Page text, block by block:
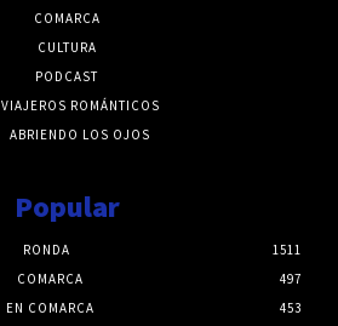
COMARCA
CULTURA
PODCAST
VIAJEROS ROMÁNTICOS
ABRIENDO LOS OJOS
Popular
RONDA
1511
COMARCA
497
EN COMARCA
453